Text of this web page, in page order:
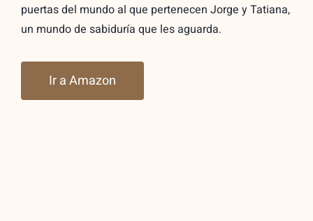
puertas del mundo al que pertenecen Jorge y Tatiana,
un mundo de sabiduría que les aguarda.
Ir a Amazon